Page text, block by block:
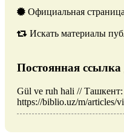
Официальная
Искать материалы
Постоянная
Gül ve ruh hali //
https://biblio.uz/m/articles/